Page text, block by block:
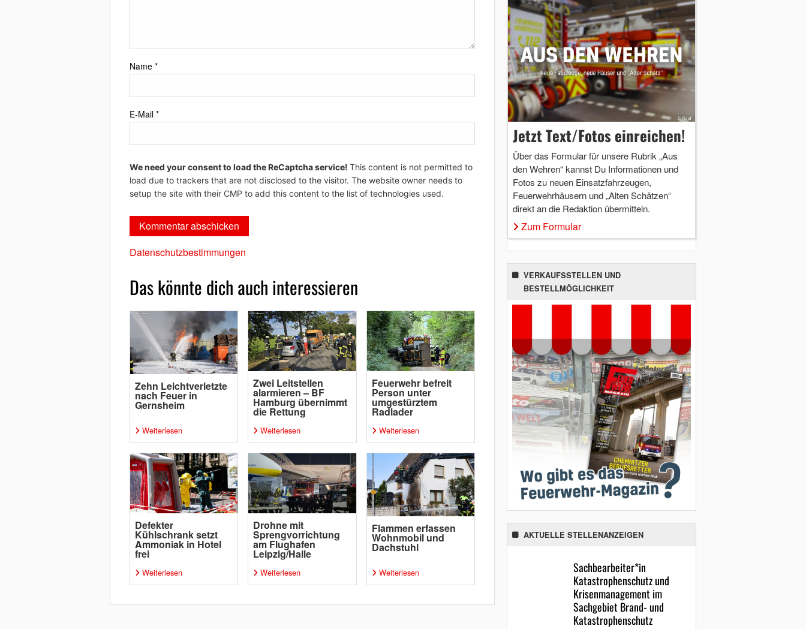
Name *
E-Mail *
We need your consent to load the ReCaptcha service! This content is not permitted to
load due to trackers that are not disclosed to the visitor. The website owner needs to
setup the site with their CMP to add this content to the list of technologies used.
Datenschutzbestimmungen
Das könnte dich auch interessieren
Zehn Leichtverletzte
nach Feuer in
Gernsheim
Weiterlesen
Zwei Leitstellen
alarmieren – BF
Hamburg übernimmt
die Rettung
Weiterlesen
Feuerwehr befreit
Person unter
umgestürztem
Radlader
Weiterlesen
Defekter
Kühlschrank setzt
Ammoniak in Hotel
frei
Weiterlesen
Drohne mit
Sprengvorrichtung
am Flughafen
Leipzig/Halle
Weiterlesen
Flammen erfassen
Wohnmobil und
Dachstuhl
Weiterlesen
Jetzt Text/Fotos einreichen!
Über das Formular für unsere Rubrik „Aus
den Wehren“ kannst Du Informationen und
Fotos zu neuen Einsatzfahrzeugen,
Feuerwehrhäusern und „Alten Schätzen“
direkt an die Redaktion übermitteln.
Zum Formular
VERKAUFSSTELLEN UND
BESTELLMÖGLICHKEIT
AKTUELLE STELLENANZEIGEN
Sachbearbeiter*in
Katastrophenschutz und
Krisenmanagement im
Sachgebiet Brand- und
Katastrophenschutz